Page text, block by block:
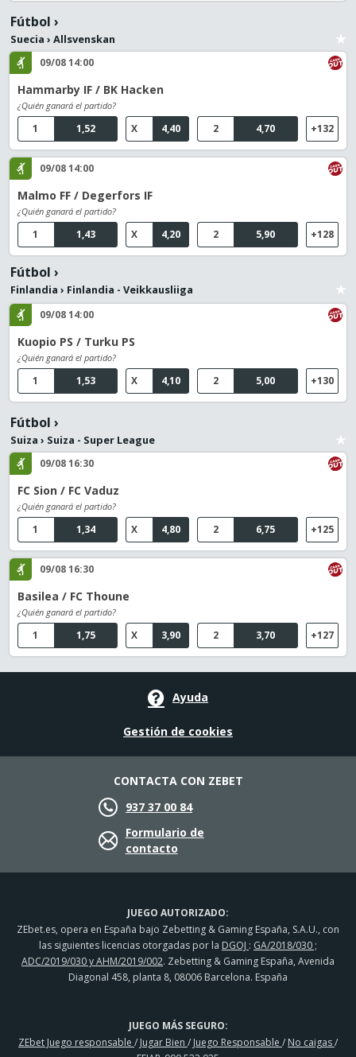
Fútbol ›
Suecia › Allsvenskan
09/08 14:00
Hammarby IF / BK Hacken
¿Quién ganará el partido?
1,52
1 4,40
X 4,70
2 +132
09/08 14:00
Malmo FF / Degerfors IF
¿Quién ganará el partido?
1,43
1 4,20
X 5,90
2 +128
Fútbol ›
Finlandia › Finlandia - Veikkausliiga
09/08 14:00
Kuopio PS / Turku PS
¿Quién ganará el partido?
1,53
1 4,10
X 5,00
2 +130
Fútbol ›
Suiza › Suiza - Super League
09/08 16:30
FC Sion / FC Vaduz
¿Quién ganará el partido?
1,34
1 4,80
X 6,75
2 +125
09/08 16:30
Basilea / FC Thoune
¿Quién ganará el partido?
1,75
1 3,90
X 3,70
2 +127
JUEGO AUTORIZADO:
ZEbet.es, opera en España bajo Zebetting & Gaming España, S.A.U., con
las siguientes licencias otorgadas por la DGOJ : GA/2018/030 ;
ADC/2019/030 y AHM/2019/002. Zebetting & Gaming España, Avenida
Diagonal 458, planta 8, 08006 Barcelona. España
JUEGO MÁS SEGURO:
ZEbet Juego responsable / Jugar Bien / Juego Responsable / No caigas/
Ayuda
Gestión de cookies
CONTACTA CON ZEBET
937 37 00 84
Formulario de
contacto